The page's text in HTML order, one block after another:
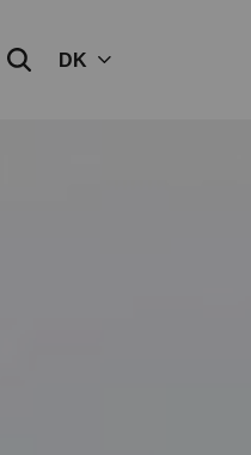
DK